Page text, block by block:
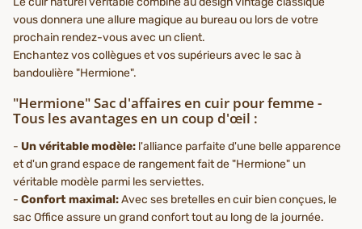
vous donnera une allure magique au bureau ou lors de votre
prochain rendez-vous avec un client.
Enchantez vos collègues et vos supérieurs avec le sac à
bandoulière "Hermione".
"Hermione" Sac d'affaires en cuir pour femme -
Tous les avantages en un coup d'œil :
- Un véritable modèle: l'alliance parfaite d'une belle apparence
et d'un grand espace de rangement fait de "Hermione" un
véritable modèle parmi les serviettes.
- Confort maximal:Avec ses bretelles en cuir bien conçues, le
sac Office assure un grand confort tout au long de la journée.